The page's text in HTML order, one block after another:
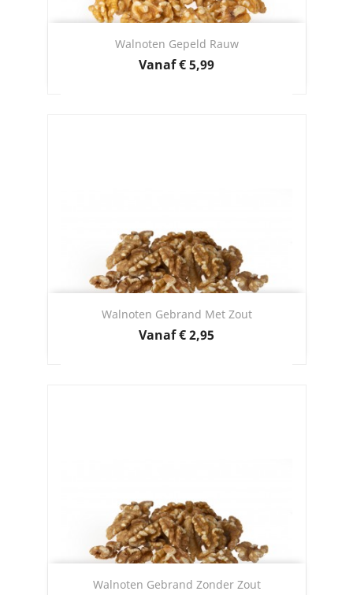
Walnoten Gepeld Rauw
VanafPrijs
€ 5,99
Walnoten Gebrand Met Zout
VanafPrijs
€ 2,95
Walnoten Gebrand Zonder Zout